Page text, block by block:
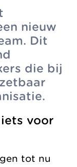
Morgen
nieuw
Dit
die bij
voor
tot nu